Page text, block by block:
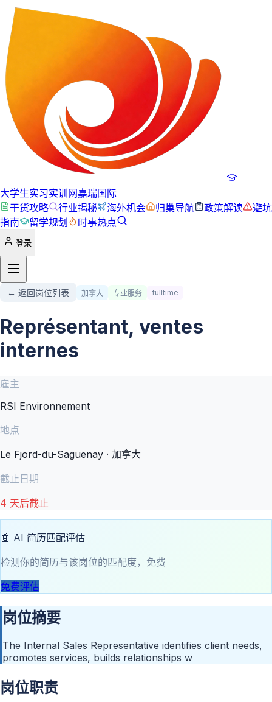
大学生实习实训网嘉瑞国际
干货攻略
行业揭秘 海外机会 归巢导航 政策解读
避坑
指南
留学规划 时事热点
登录
← 返回岗位列表 加拿大 专业服务 fulltime
Représentant, ventes
internes
雇主
RSI Environnement
地点
Le Fjord-du-Saguenay · 加拿大
截止日期
4 天后截止
🤖 AI 简历匹配评估
检测你的简历与该岗位的匹配度，免费
免费评估
岗位摘要
The Internal Sales Representative identifies client needs,
promotes services, builds relationships w
岗位职责